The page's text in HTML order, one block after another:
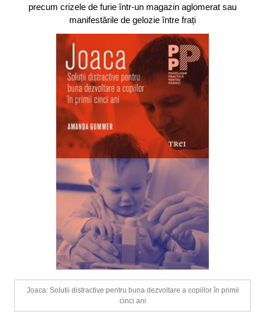
precum crizele de furie într-un magazin aglomerat sau
manifestările de gelozie între frați
Joaca: Solutii distractive pentru buna dezvoltare a copiilor în primii
cinci ani